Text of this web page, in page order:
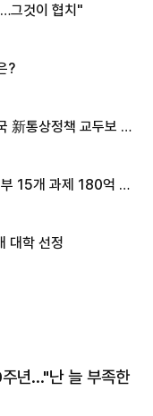
그것이 협치"
?
新통상정책 교두보 활
15개 과제 180억 지
대학 선정
년…"난 늘 부족한